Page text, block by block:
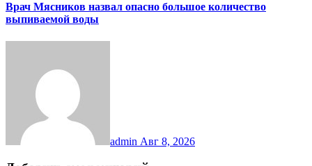
Врач Мясников назвал опасно большое количество
выпиваемой воды
admin Авг 8, 2026